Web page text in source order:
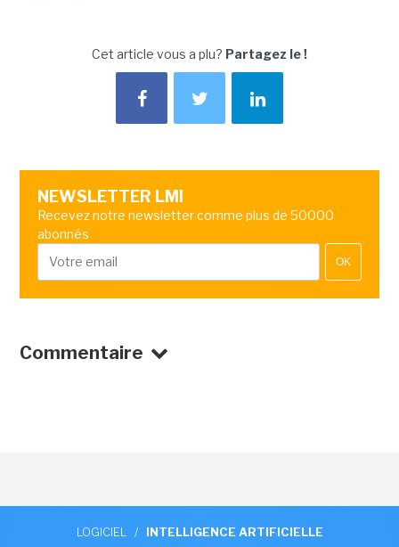
Cet article vous a plu? Partagez le !
NEWSLETTER LMI
Recevez notre newsletter comme plus de 50000
abonnés
OK
Commentaire
LOGICIEL / INTELLIGENCE ARTIFICIELLE